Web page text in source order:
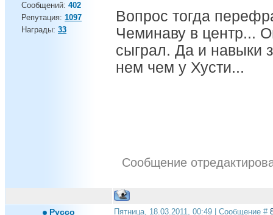
Сообщений: 402
Репутация: 1097
Награды: 33
Вопрос тогда
Чеминаву в центр...
сыграл. Да и навыки
нем чем у Хусти...
Сообщение
Pycco Пятница, 18.03.2011, 00:49 | Сообщение #